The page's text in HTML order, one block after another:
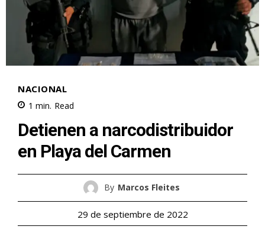
NACIONAL
1 min. Read
Detienen a narcodistribuidor
en Playa del Carmen
By Marcos Fleites
29 de septiembre de 2022